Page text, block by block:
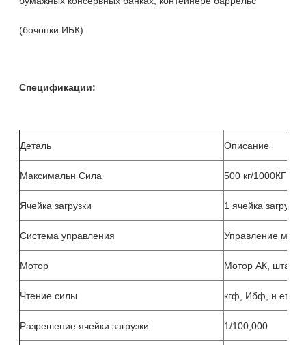
(бочонки ИБК)
Спецификации:
Деталь Описание
Максимальн Сила 500 кг/1000КГ
Ячейка загрузки 1 ячейка загрузки
Система управления Управление
Мотор Мотор АК, штанга
Чтение силы кгф, Ибф, н етк
Разрешение ячейки загрузки 1/100,000